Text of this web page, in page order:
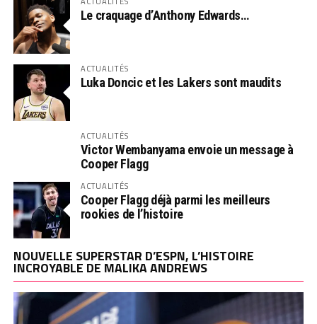
Le craquage d’Anthony Edwards…
ACTUALITÉS
Luka Doncic et les Lakers sont maudits
ACTUALITÉS
Victor Wembanyama envoie un message à
Cooper Flagg
ACTUALITÉS
Cooper Flagg déjà parmi les meilleurs
rookies de l’histoire
NOUVELLE SUPERSTAR D’ESPN, L’HISTOIRE
INCROYABLE DE MALIKA ANDREWS